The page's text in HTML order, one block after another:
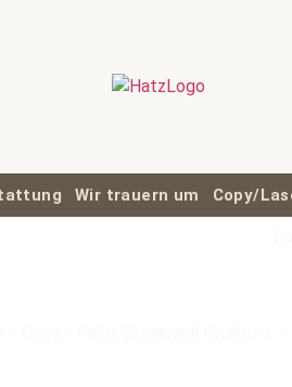
Wir trauern um Copy/